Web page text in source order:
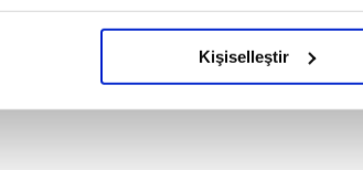
gelen çabayı gösterdiğimizi ve bu
için İnternet Sitemizde kendimize ve
Kişiselleştir